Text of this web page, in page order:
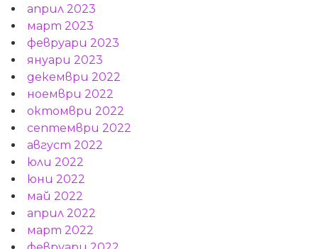
април 2023
март 2023
февруари 2023
януари 2023
декември 2022
ноември 2022
октомври 2022
септември 2022
август 2022
юли 2022
юни 2022
май 2022
април 2022
март 2022